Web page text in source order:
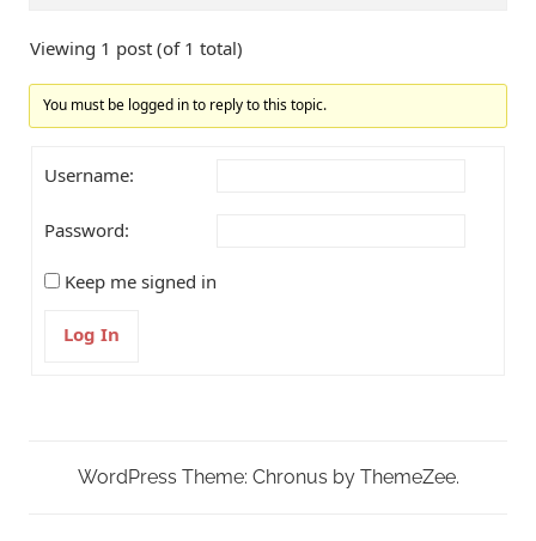
Viewing 1 post (of 1 total)
You must be logged in to reply to this topic.
Username:
Password:
Keep me signed in
Log In
WordPress Theme: Chronus by ThemeZee.